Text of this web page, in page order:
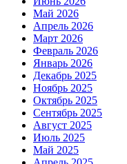
Май 2026
Апрель 2026
Март 2026
Февраль 2026
Январь 2026
Декабрь 2025
Ноябрь 2025
Октябрь 2025
Сентябрь 2025
Август 2025
Июль 2025
Май 2025